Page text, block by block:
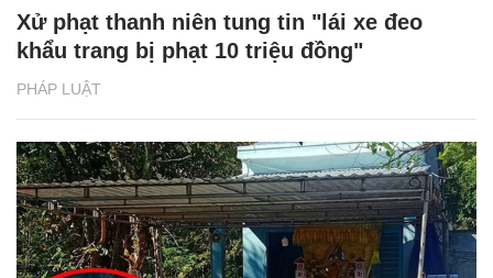
PHÁP LUẬT
Xử phạt thanh niên tung tin "lái xe đeo
khẩu trang bị phạt 10 triệu đồng"